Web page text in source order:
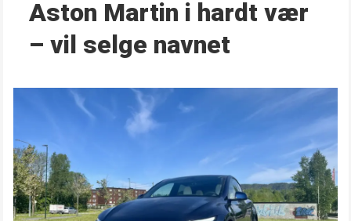
Aston Martin i hardt vær
– vil selge navnet